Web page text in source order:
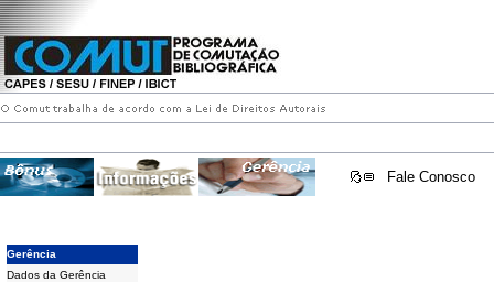
Fale Conosco
Gerência
Dados da Gerência